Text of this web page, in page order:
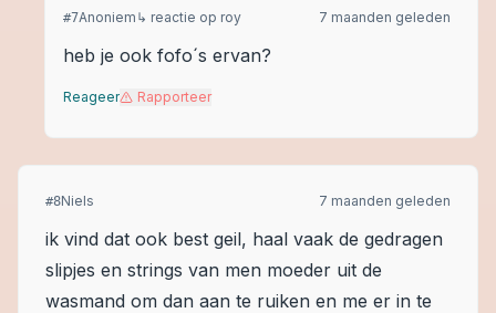
#7Anoniem ↳ reactie op roy 7 maanden geleden
heb je ook fofo´s ervan?
Reageer Rapporteer
#8Niels 7 maanden geleden
ik vind dat ook best geil, haal vaak de gedragen
slipjes en strings van men moeder uit de
wasmand om dan aan te ruiken en me er in te